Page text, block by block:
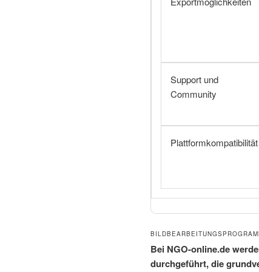
Support und
Community
Plattformkompatibilität
Bei NGO-online.de
durchgeführt, die